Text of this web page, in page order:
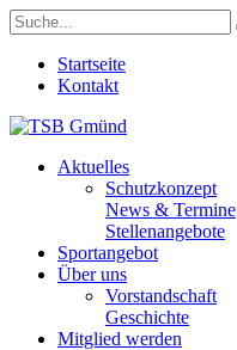
Startseite
Kontakt
Aktuelles
Schutzkonzept
News & Termine
Stellenangebote
Sportangebot
Über uns
Vorstandschaft
Geschichte
Mitglied werden